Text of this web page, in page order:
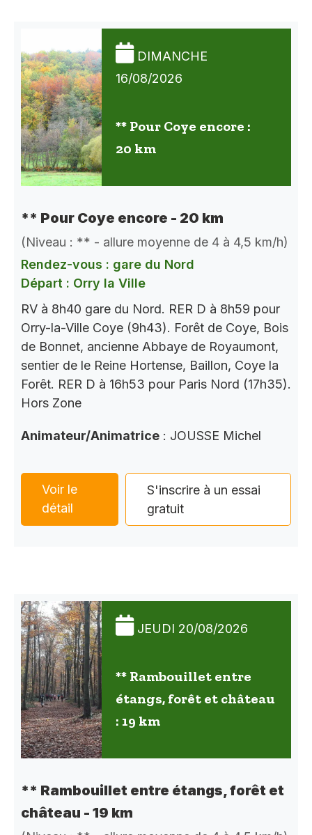
DIMANCHE
16/08/2026
** Pour Coye encore :
20 km
** Pour Coye encore - 20 km
(Niveau : ** - allure moyenne de 4 à 4,5 km/h)
Rendez-vous : gare du Nord
Départ : Orry la Ville
RV à 8h40 gare du Nord. RER D à 8h59 pour
Orry-la-Ville Coye (9h43). Forêt de Coye, Bois
de Bonnet, ancienne Abbaye de Royaumont,
sentier de le Reine Hortense, Baillon, Coye la
Forêt. RER D à 16h53 pour Paris Nord (17h35).
Hors Zone
Animateur/Animatrice : JOUSSE Michel
Voir le
détail
S'inscrire à un essai
gratuit
JEUDI 20/08/2026
** Rambouillet entre
étangs, forêt et château
: 19 km
** Rambouillet entre étangs, forêt et
château - 19 km